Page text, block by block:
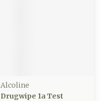
Alcoline
Drugwipe 1a Test